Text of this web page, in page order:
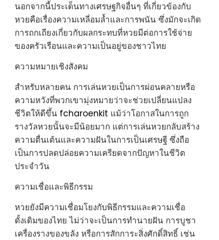
นอกจากนี้ประเด็นทางเศรษฐกิจอื่นๆ ที่เกี่ยวข้องกับ
หวยคือเรื่องความเหลี่อมล้ำและการพนัน ซึ่งมักจะเกิด
การถกเถียงเกี่ยวกับผลกระทบที่หวยมีต่อการใช้จ่าย
ของครัวเรือนและความเป็นอยู่ของชาวไทย
ความหมายเชิงสังคม
สำหรับหลายคน การเล่นหวยเป็นการผ่อนคลายหรือ
ความหวังที่พวกเขามุ่งหมายว่าจะช่วยเปลี่ยนแปลง
ชีวิตให้ดีขึ้น fcharoenkit แม้ว่าโอกาสในการถูก
รางวัลหวยนั้นจะมีน้อยมาก แต่การเล่นหวยกลับสร้าง
ความตื่นเต้นและความฝันในการเป็นเศรษฐี ซึ่งถือ
เป็นการปลดปล่อยความเครียดจากปัญหาในชีวิต
ประจำวัน
ความเชื่อและพิธีกรรม
หวยยังมีความเชื่อมโยงกับพิธีกรรมและความเชื่อ
ดั้งเดิมของไทย ไม่ว่าจะเป็นการทำนายฝัน การบูชา
เครื่องรางของขลัง หรือการสักการะสิ่งศักดิ์สิทธิ์ เช่น